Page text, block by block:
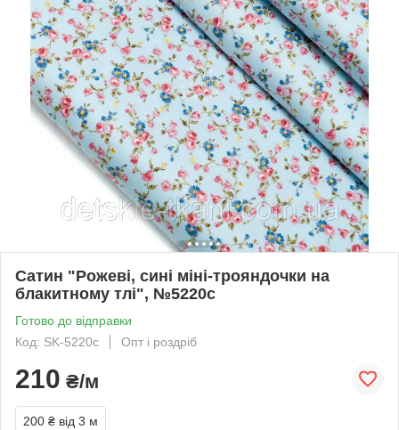
Сатин "Рожеві, сині міні-трояндочки на
блакитному тлі", №5220с
Готово до відправки
Код: SK-5220с
Опт і роздріб
210 ₴/м
200 ₴ від 3 м